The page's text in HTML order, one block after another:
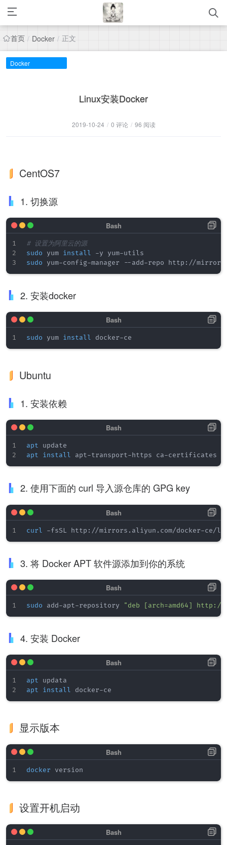
首页 / Docker / 正文
Docker
Linux安装Docker
2019-10-24 / 0 评论 / 96 阅读
CentOS7
1. 切换源
# 设置为阿里云的源
sudo yum install
sudo
2. 安装docker
sudo yum install
Ubuntu
1. 安装依赖
apt
apt
install apt-transport-https ca-certificates
2. 使用下面的 curl 导入源仓库的 GPG key
curl -fsSL http://mirrors.aliyun.com/docker-ce/
3. 将 Docker APT 软件源添加到你的系统
sudo add-apt-repository "deb [arch=amd64]
4. 安装 Docker
apt
apt
install
显示版本
docker
设置开机启动